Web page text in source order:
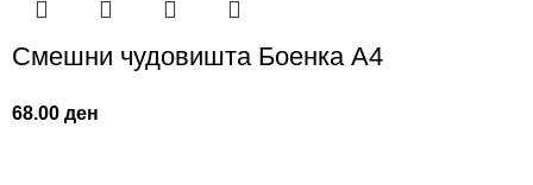
Смешни чудовишта Боенка А4
68.00ден